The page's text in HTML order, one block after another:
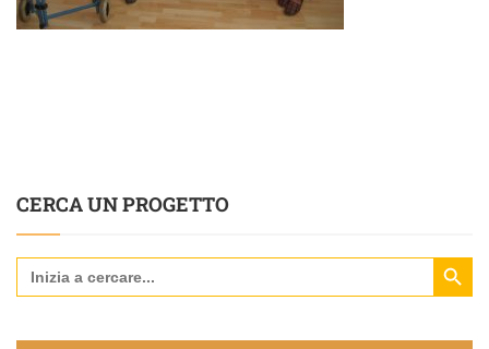
CERCA UN PROGETTO
Search
for:
Search